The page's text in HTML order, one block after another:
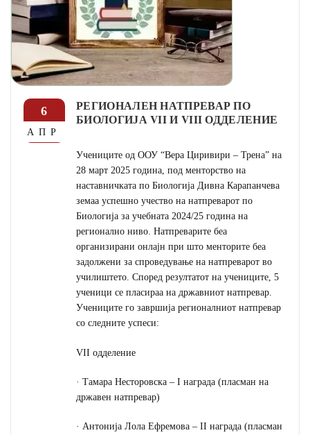
6
АПР
РЕГИОНАЛЕН НАТПРЕВАР ПО
БИОЛОГИЈА VII И VIII ОДДЕЛЕНИЕ
Учениците од ООУ “Вера Циривири – Трена” на
28 март 2025 година, под менторство на
наставничката по Биологија Дивна Карапанчева
земаа успешно учество на натпреварот по
Биологија за учебната 2024/25 година на
регионално ниво. Натпреварите беа
организирани онлајн при што менторите беа
задолжени за спроведување на натпреварот во
училиштето. Според резултатот на учениците, 5
ученици се пласираа на државниот натпревар.
Учениците го завршија регионалниот натпревар
со следните успеси:
VII одделение
· Тамара Несторовска – I награда (пласман на
државен натпревар)
· Антонија Лола Ефремова – II награда (пласман